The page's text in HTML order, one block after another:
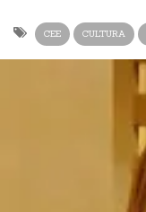
CEE CULTURA